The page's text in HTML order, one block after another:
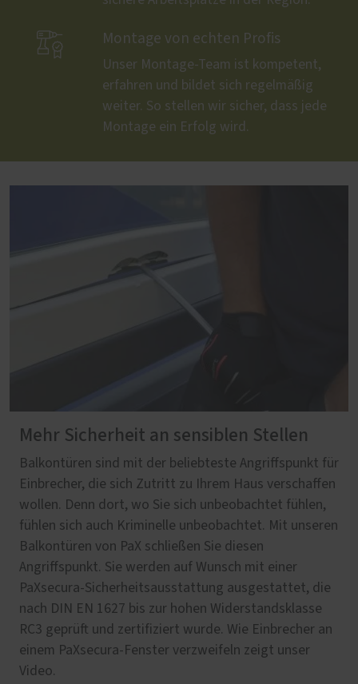
 Montage von echten Profis
Unser Montage-Team ist kompetent,
erfahren und bildet sich regelmäßig
weiter. So stellen wir sicher, dass jede
Montage ein Erfolg wird.
Mehr Sicherheit an sensiblen Stellen
Balkontüren sind mit der beliebteste Angriffspunkt für
Einbrecher, die sich Zutritt zu Ihrem Haus verschaffen
wollen. Denn dort, wo Sie sich unbeobachtet fühlen,
fühlen sich auch Kriminelle unbeobachtet. Mit unseren
Balkontüren von PaX schließen Sie diesen
Angriffspunkt. Sie werden auf Wunsch mit einer
PaXsecura-Sicherheitsausstattung ausgestattet, die
nach DIN EN 1627 bis zur hohen Widerstandsklasse
RC3 geprüft und zertifiziert wurde. Wie Einbrecher an
einem PaXsecura-Fenster verzweifeln zeigt unser
Video.